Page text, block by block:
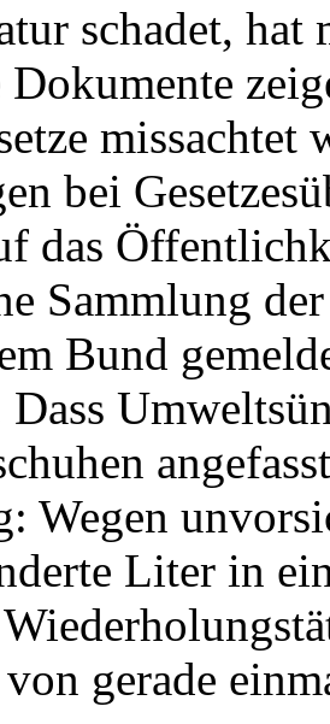
schadet,
Dokumente
missachtet
bei
das
Sammlung
Bund
Dass
Wegen
Liter in
gerade